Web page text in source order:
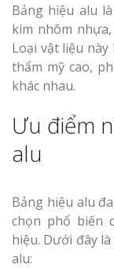
Bảng hiệu alu
kim nhôm
Loại vật liệu
thẩm mỹ cao,
khác nhau.
Ưu điểm
alu
Bảng hiệu alu
chọn phổ biến
hiệu. Dưới đây
alu: